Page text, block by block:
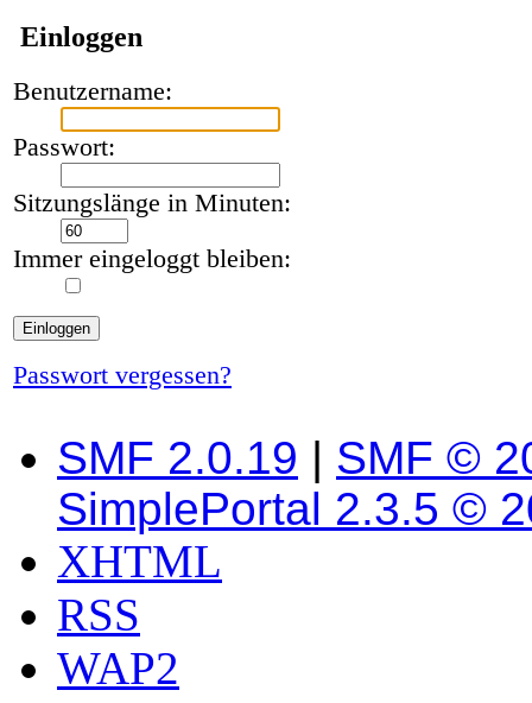
Einloggen
Benutzername:
Passwort:
Sitzungslänge in Minuten:
Immer eingeloggt bleiben:
Passwort vergessen?
SMF 2.0.19 | SMF ©
SimplePortal 2.3.5 ©
XHTML
RSS
WAP2